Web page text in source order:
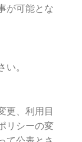
が可能とな
い。
更、利用目
リシーの変